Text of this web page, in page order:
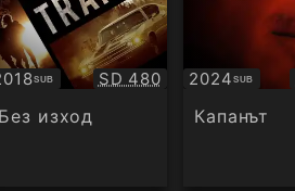
SUB Качество:
SD 480
Без изход
2024SUB
Субтитри
Капанът